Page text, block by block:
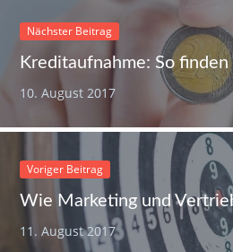
Nächster Beitrag
10. August 2017
Voriger Beitrag
11. August 2017